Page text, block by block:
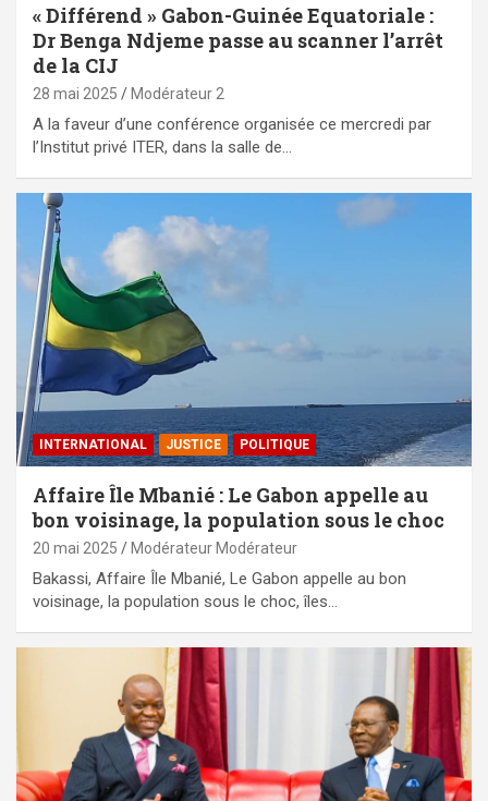
« Différend » Gabon-Guinée Equatoriale :
Dr Benga Ndjeme passe au scanner l’arrêt
de la CIJ
28 mai 2025 Modérateur 2
A la faveur d’une conférence organisée ce mercredi par
l’Institut privé ITER, dans la salle de…
INTERNATIONAL JUSTICE POLITIQUE
Affaire Île Mbanié : Le Gabon appelle au
bon voisinage, la population sous le choc
20 mai 2025 Modérateur Modérateur
Bakassi, Affaire Île Mbanié, Le Gabon appelle au bon
voisinage, la population sous le choc, îles…